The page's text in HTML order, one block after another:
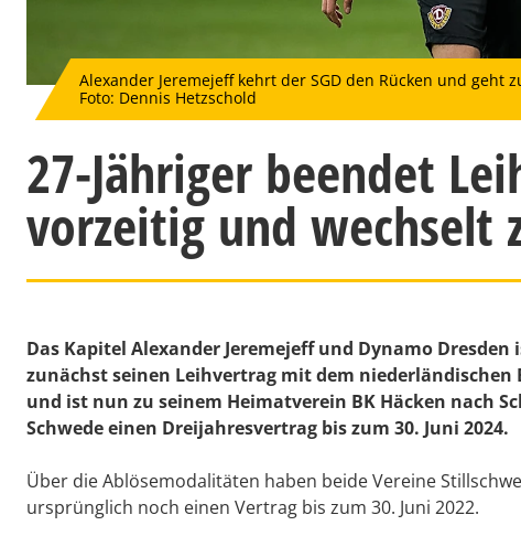
Alexander Jeremejeff kehrt der SGD den Rücken und geht
Foto: Dennis Hetzschold
27-Jähriger beendet
vorzeitig und wechselt
Das Kapitel Alexander Jeremejeff und Dynamo
zunächst seinen Leihvertrag mit dem niederländischen
und ist nun zu seinem Heimatverein BK Häcken nach
Schwede einen Dreijahresvertrag bis zum 30. Juni 2024.
Über die Ablösemodalitäten haben beide Vereine
ursprünglich noch einen Vertrag bis zum 30. Juni 2022.